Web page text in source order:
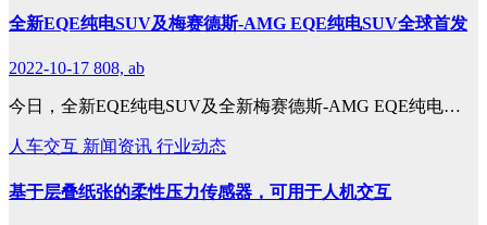
全新EQE纯电SUV及梅赛德斯-AMG EQE纯电SUV全球首发
2022-10-17 808, ab
今日，全新EQE纯电SUV及全新梅赛德斯-AMG EQE纯电…
人车交互 新闻资讯 行业动态
基于层叠纸张的柔性压力传感器，可用于人机交互